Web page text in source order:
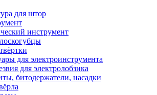
для штор
инструмент
для электроинструмента
для электролобзика
битодержатели, насадки